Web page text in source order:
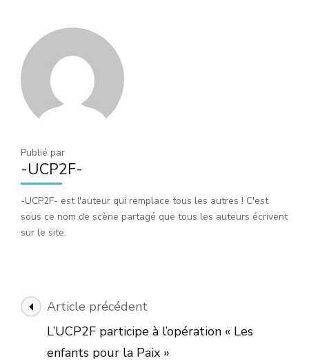
Publié par
-UCP2F-
-UCP2F- est l'auteur qui remplace tous les autres ! C'est
sous ce nom de scène partagé que tous les auteurs écrivent
sur le site.
Navigation
des
articles
Article précédent
L’UCP2F participe à l’opération « Les
enfants pour la Paix »